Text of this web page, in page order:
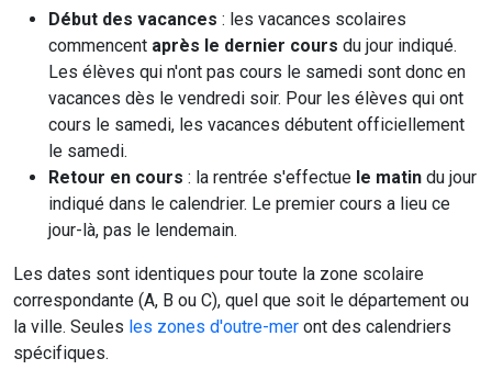
Début des vacances : les vacances scolaires
commencent après le dernier cours du jour indiqué.
Les élèves qui n'ont pas cours le samedi sont donc en
vacances dès le vendredi soir. Pour les élèves qui ont
cours le samedi, les vacances débutent officiellement
le samedi.
Retour en cours : la rentrée s'effectue le matin du jour
indiqué dans le calendrier. Le premier cours a lieu ce
jour-là, pas le lendemain.
Les dates sont identiques pour toute la zone scolaire
correspondante (A, B ou C), quel que soit le département ou
la ville. Seules les zones d'outre-mer ont des calendriers
spécifiques.